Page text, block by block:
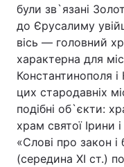
були зв`язані
до Єрусалиму
вісь — головний
характерна для
Константинополя
цих стародавніх
подібні об`єкти:
храм святої Ірини
«Слові про закон і
(середина XI ст.)